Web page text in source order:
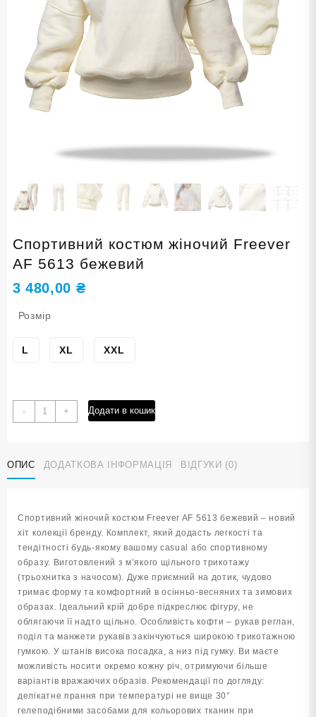
Спортивний костюм жіночий Freever
AF 5613 бежевий
3 480,00 ₴
Розмір
L XL XXL
-
Спортивний
костюм
AF
5613
+ Додати в кошик
ОПИС ДОДАТКОВА ІНФОРМАЦІЯ ВІДГУКИ (0)
Спортивний жіночий костюм Freever AF 5613 бежевий – новий
хіт колекції бренду. Комплект, який додасть легкості та
тендітності будь-якому вашому сasual або спортивному
образу. Виготовлений з м’якого щільного трикотажу
(трьохнитка з начосом). Дуже приємний на дотик, чудово
тримає форму та комфортний в осінньо-весняних та зимових
образах. Ідеальний крій добре підкреслює фігуру, не
облягаючи її надто щільно. Особливість кофти – рукав реглан,
поділ та манжети рукавів закінчуються широкою трикотажною
гумкою. У штанів висока посадка, а низ під гумку. Ви маєте
можливість носити окремо кожну річ, отримуючи більше
варіантів вражаючих образів. Рекомендації по догляду:
делікатне прання при температурі не вище 30°
гелеподібними засобами для кольорових тканин при